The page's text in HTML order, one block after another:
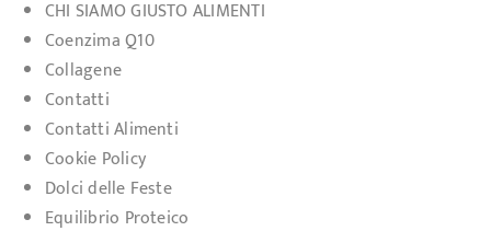
CHI SIAMO GIUSTO ALIMENTI
Coenzima Q10
Collagene
Contatti
Contatti Alimenti
Cookie Policy
Dolci delle Feste
Equilibrio Proteico